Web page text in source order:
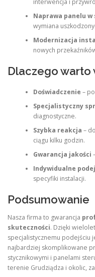
Naprawa panelu
wymiana
Modernizacja
nowych
Dlaczego warto
Doświadczenie –
Specjalistyczny
diagnostyczne.
Szybka reakcja –
ciągu kilku godzin.
Gwarancja jakości
Indywidualne
specyfiki instalacji.
Podsumowanie
Nasza firma to gwarancja
skuteczności. Dzięki
specjalistycznemu podejściu
najbardziej skomplikowane
stycznikowymi i panelami
terenie Grudziądza i okolic,